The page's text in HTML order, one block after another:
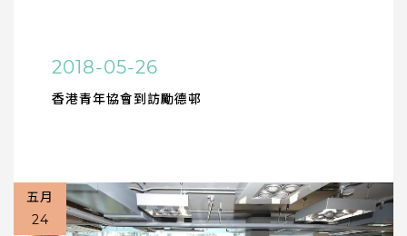
2018-05-26
香港青年協會到訪勵德邨
五月
24